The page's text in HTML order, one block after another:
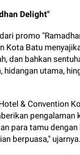
Delight"
promo
Kota Batu
dan bahkan
hidangan utama,
& Convention
para tamu
berpuasa," ujarnya.